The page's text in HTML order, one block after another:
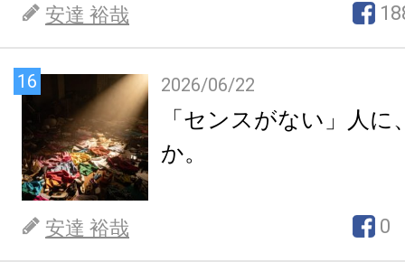
安達 裕哉
16 2026/06/22
「センスがない」人
か。
安達 裕哉 0